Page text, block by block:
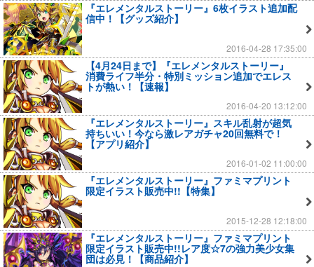
『エレメンタルストーリー』6枚イラスト追加配
信中！【グッズ紹介】
2016-04-28 17:35:00
【4月24日まで】『エレメンタルストーリー』
消費ライフ半分・特別ミッション追加でエレス
トが熱い！【速報】
2016-04-20 13:12:00
『エレメンタルストーリー』スキル乱射が超気
持ちいい！今なら激レアガチャ20回無料で！
【アプリ紹介】
2016-01-02 11:00:00
『エレメンタルストーリー』ファミマプリント
限定イラスト販売中!!【特集】
2015-12-28 12:18:00
『エレメンタルストーリー』ファミマプリント
限定イラスト販売中!!レア度☆7の強力美少女集
団は必見！【商品紹介】